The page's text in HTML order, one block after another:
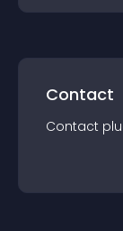
Contact
Contact